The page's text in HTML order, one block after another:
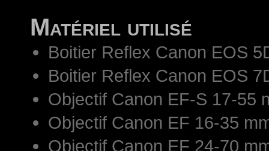
Matériel utilisé
Boitier Reflex Canon EOS
Boitier Reflex Canon EOS
Objectif Canon EF-S 17-55
Objectif Canon EF 16-35
Objectif Canon EF 24-70